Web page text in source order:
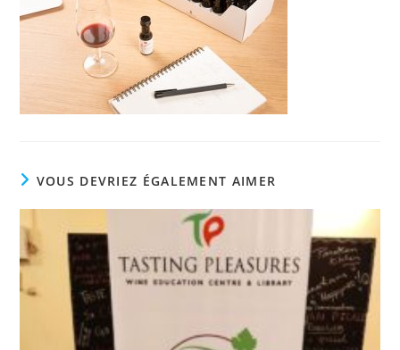
VOUS DEVRIEZ ÉGALEMENT AIMER